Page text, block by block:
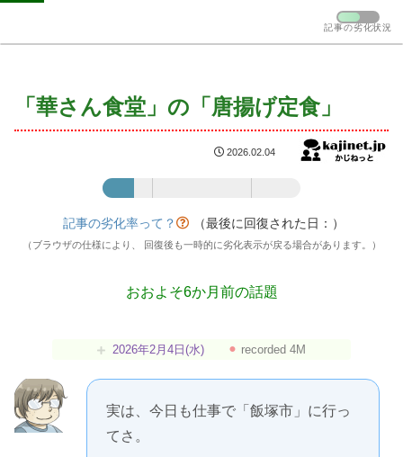
「華さん食堂」の「唐揚げ定食」
2026.02.04
記事の劣化率って？ （最後に回復された日： ）
（ブラウザの仕様により、 回復後も一時的に劣化表示が戻る場合があります。）
おおよそ6か月前の話題
2026年2月4日(水) ⚫︎ recorded 4M
実は、今日も仕事で「飯塚市」に行っ
てさ。
記事の劣化状況